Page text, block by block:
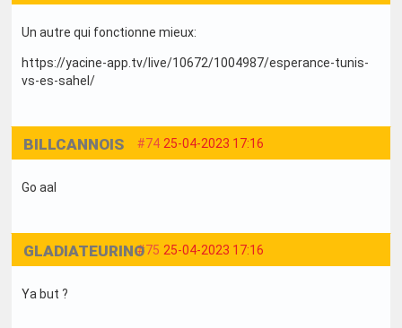
Un autre qui fonctionne mieux:
https://yacine-app.tv/live/10672/1004987/esperance-tunis-
vs-es-sahel/
#74 25-04-2023 17:16
BILLCANNOIS
Go aal
#75 25-04-2023 17:16
GLADIATEURINO
Ya but ?